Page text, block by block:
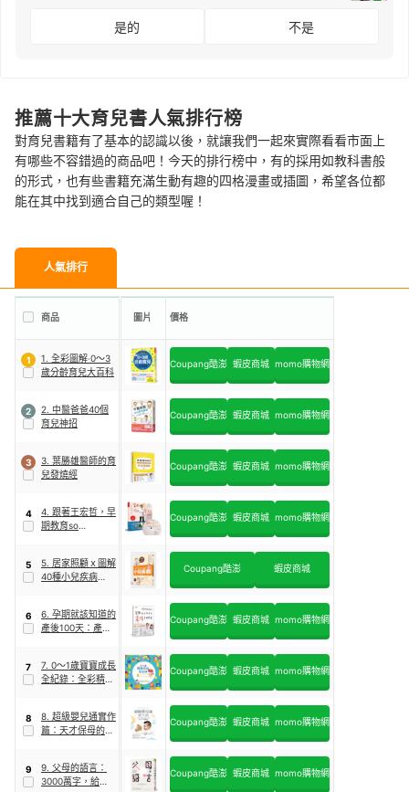
是的 不是
推薦十大育兒書人氣排行榜
對育兒書籍有了基本的認識以後，就讓我們一起來實際看看市面上
有哪些不容錯過的商品吧！今天的排行榜中，有的採用如教科書般
的形式，也有些書籍充滿生動有趣的四格漫畫或插圖，希望各位都
能在其中找到適合自己的類型喔！
人氣排行
商品 圖片 價格
1
1. 全彩圖解‧0～3
歲分齡育兒大百科
Coupang酷澎 蝦皮商城 momo購物網
2
2. 中醫爸爸40個
育兒神招
Coupang酷澎 蝦皮商城 momo購物網
3
3. 葉勝雄醫師的育
兒發燒經
Coupang酷澎 蝦皮商城 momo購物網
4
4. 跟著王宏哲，早
期教育so
個技巧 影音書
Coupang酷澎 蝦皮商城 momo購物網
5
5. 居家照顧ｘ圖解
40種小兒疾病：日
Q&A
Coupang酷澎 蝦皮商城
6
6. 孕期就該知道的
產後100天：產婦
美的快樂媽媽
Coupang酷澎 蝦皮商城 momo購物網
7
7. 0～1歲寶寶成長
全紀錄：全彩精裝
Coupang酷澎 蝦皮商城 momo購物網
8
8. 超級嬰兒通實作
篇：天才保母的零
Coupang酷澎 蝦皮商城 momo購物網
9
9. 父母的語言：
3000萬字，給孩
Coupang酷澎 蝦皮商城 momo購物網